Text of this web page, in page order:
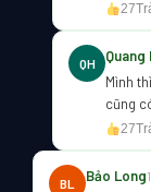
27
QH Quang
Mình
cũng
27
BL Bảo Long